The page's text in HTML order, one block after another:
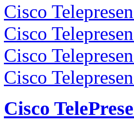
Cisco
Cisco
Cisco
Cisco
Cisco